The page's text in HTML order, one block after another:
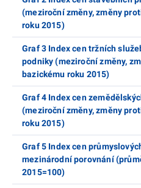
(meziroční změny, změny
roku 2015)
Graf 3 Index cen tržních
podniky (meziroční změny,
bazickému roku 2015)
Graf 4 Index cen
(meziroční změny, změny
roku 2015)
Graf 5 Index cen
mezinárodní porovnání
2015=100)